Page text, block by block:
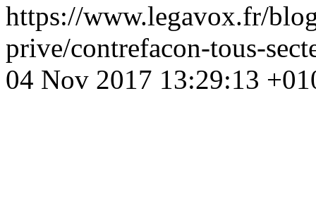
https://www.legavox.fr/
prive/contrefacon-tous-
04 Nov 2017 13:29:13